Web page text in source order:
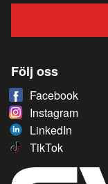
Följ oss
Facebook
Instagram
LinkedIn
TikTok